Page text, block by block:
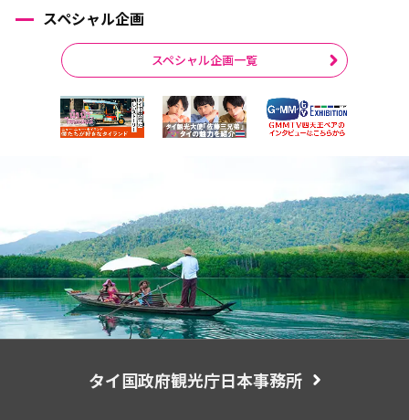
スペシャル企画
スペシャル企画一覧
タイ国政府観光庁日本事務所